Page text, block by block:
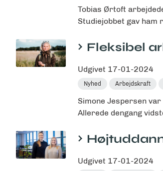
Tobias Ørtoft
Studiejobbet gav ham
Fleksibel
Udgivet 17-01-2024
Nyhed Arbejdskraft
Simone Jespersen
Allerede dengang
Udgivet 17-01-2024